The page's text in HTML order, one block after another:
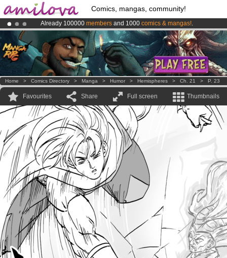
Comics, mangas, community!
Already 100000 members and 1000 comics & mangas!.
Premium membership from3.95 eurosper month !Get membership
AmilovaKickstarter is now LIVE!.
Home > Comics Directory > Manga > Humor > Hemispheres > Ch. 21 > P. 23
Favourites Share Full screen Thumbnails